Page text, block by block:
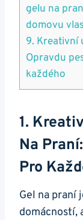
gelu na
domovu
9. Kreativní
Opravdu
každého
1.
Na‍
Pro
Gel na ⁤praní
domácností,